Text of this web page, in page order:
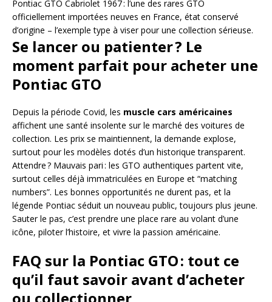
Pontiac GTO Cabriolet 1967 : l’une des rares GTO
officiellement importées neuves en France, état conservé
d’origine – l’exemple type à viser pour une collection sérieuse.
Se lancer ou patienter ? Le
moment parfait pour acheter une
Pontiac GTO
Depuis la période Covid, les muscle cars américaines
affichent une santé insolente sur le marché des voitures de
collection. Les prix se maintiennent, la demande explose,
surtout pour les modèles dotés d’un historique transparent.
Attendre ? Mauvais pari : les GTO authentiques partent vite,
surtout celles déjà immatriculées en Europe et “matching
numbers”. Les bonnes opportunités ne durent pas, et la
légende Pontiac séduit un nouveau public, toujours plus jeune.
Sauter le pas, c’est prendre une place rare au volant d’une
icône, piloter l’histoire, et vivre la passion américaine.
FAQ sur la Pontiac GTO : tout ce
qu’il faut savoir avant d’acheter
ou collectionner